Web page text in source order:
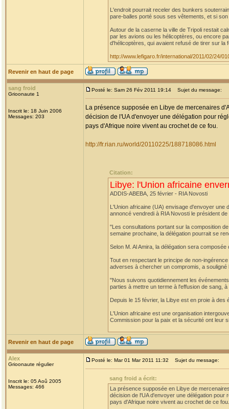
L'endroit pourrait receler des bunkers
pare-balles porté sous ses vêtements, et si
Autour de la caserne la ville de Tripoli restait
par les avions ou les hélicoptères, ou encore
d'hélicoptères, qui avaient refusé de tirer sur
http://www.lefigaro.fr/international/2011/02/24/
Revenir en haut de page
sang froid
Grioonaute 1
Inscrit le: 18 Juin 2006
Messages: 203
Posté le: Sam 26 Fév 2011 19:14 Sujet du message:
La présence supposée en Libye de mercenaires
décision de l'UA d'envoyer une délégation pour
pays d'Afrique noire vivent au crochet de ce fou.
http://fr.rian.ru/world/20110225/188718086.html
Citation:
Libye: l'Union africaine
ADDIS-ABEBA, 25 février - RIA Novosti
L'Union africaine (UA) envisage d'envoyer une
annoncé vendredi à RIA Novosti le président
"Les consultations portant sur la composition
semaine prochaine, la délégation pourrait se
Selon M. Al Amira, la délégation sera
Tout en respectant le principe de non-
adverses à chercher un compromis, a
"Nous suivons quotidiennement les
parties à mettre un terme à l'effusion de sang,
Depuis le 15 février, la Libye est en proie à
L'Union africaine est une organisation
Commission pour la paix et la sécurité ont leur
Revenir en haut de page
Alex
Grioonaute régulier
Inscrit le: 05 Aoû 2005
Messages: 466
Posté le: Mar 01 Mar 2011 11:32 Sujet du message:
sang froid a écrit:
La présence supposée en Libye de
décision de l'UA d'envoyer une délégation pour
pays d'Afrique noire vivent au crochet de ce fou.